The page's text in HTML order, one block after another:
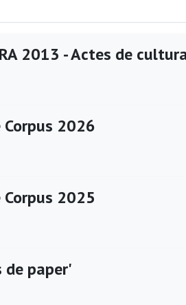
2013 - Actes de
2026
2025
de paper'